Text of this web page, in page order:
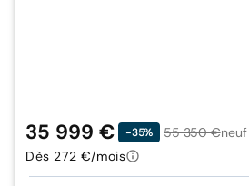
35 999 € -35% 55 350 €neuf
Dès 272 €/mois